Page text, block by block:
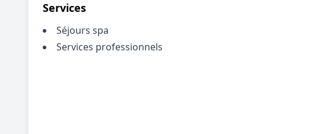
Services
Séjours spa
Services professionnels